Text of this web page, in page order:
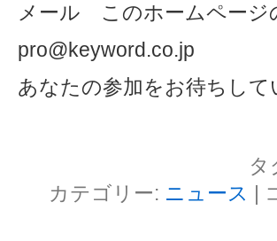
メール このホームページ
pro@keyword.co.jp
あなたの参加をお待ちして
タ
カテゴリー: ニュース |